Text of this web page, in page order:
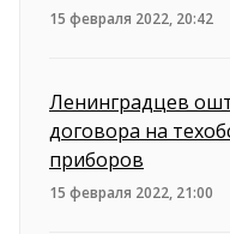
15 февраля 2022, 20:42
Ленинградцев
договора на
приборов
15 февраля 2022, 21:00